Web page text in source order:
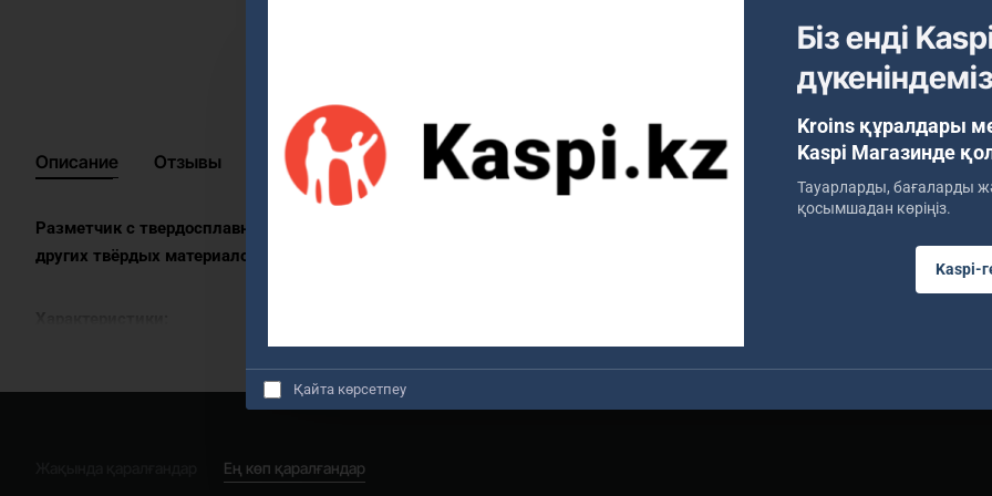
Біз енді
дүкеніндеміз
Kroins құралдары
Kaspi Магазинде
Тауарларды, бағаларды
қосымшадан көріңіз.
Kaspi-
Қайта көрсетпеу
разметчик carbide tip
разметка металла
шатыр
Описание Отзывы
Разметчик с твердосплавным наконечником — точный и надёжный құрал арналған разметки металла, плитки, стекла и
других твёрдых материалов.
Форма корпуса: прямой, шестигранный
Түрі наконечника: твердосплавный (carbide tip)
Ең көп қаралғандар